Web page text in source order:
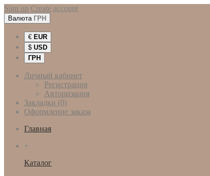
Sign up Create account
Валюта ГРН
€ EUR
$ USD
ГРН
Личный кабинет
Регистрация
Авторизация
Закладки (0)
Оформление заказа
Главная
+
Каталог